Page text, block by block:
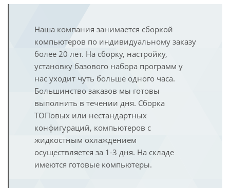
Наша компания занимается сборкой
компьютеров по индивидуальному заказу
более 20 лет. На сборку, настройку,
установку базового набора программ у
нас уходит чуть больше одного часа.
Большинство заказов мы готовы
выполнить в течении дня. Сборка
ТОПовых или нестандартных
конфигураций, компьютеров с
жидкостным охлаждением
осуществляется за 1-3 дня. На складе
имеются готовые компьютеры.